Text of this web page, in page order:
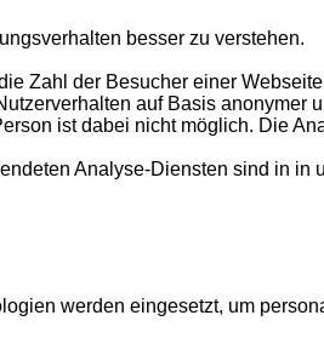
besser zu verstehen.
Zahl der Besucher einer
auf Basis
ist dabei nicht möglich. Die
Analyse-Diensten sind in in
werden eingesetzt, um